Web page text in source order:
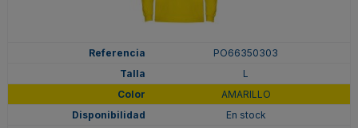
PO66350303
L
AMARILLO
En stock